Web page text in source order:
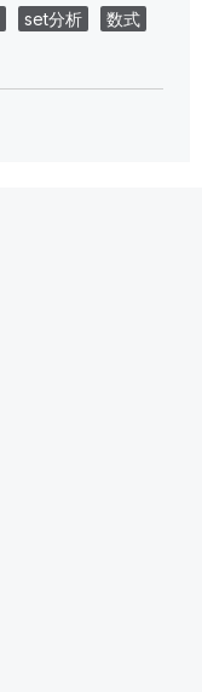
set分析
数式